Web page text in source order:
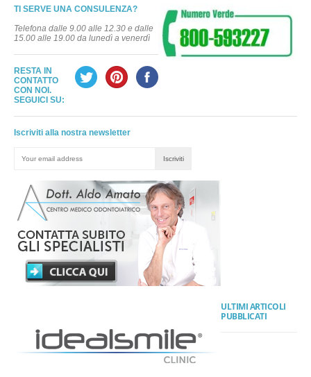
TI SERVE UNA CONSULENZA?
Telefona dalle 9.00 alle 12.30 e dalle
15.00 alle 19.00 da lunedì a venerdì
RESTA IN
CONTATTO
CON NOI.
SEGUICI SU:
Iscriviti alla nostra newsletter
ULTIMI ARTICOLI
PUBBLICATI